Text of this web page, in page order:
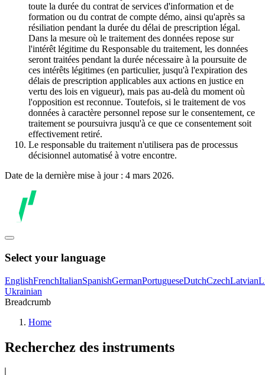
toute la durée du contrat de services d'information et de
formation ou du contrat de compte démo, ainsi qu'après sa
résiliation pendant la durée du délai de prescription légal.
Dans la mesure où le traitement des données repose sur
l'intérêt légitime du Responsable du traitement, les données
seront traitées pendant la durée nécessaire à la poursuite de
ces intérêts légitimes (en particulier, jusqu'à l'expiration des
délais de prescription applicables aux actions en justice en
vertu des lois en vigueur), mais pas au-delà du moment où
l'opposition est reconnue. Toutefois, si le traitement de vos
données à caractère personnel repose sur le consentement, ce
traitement se poursuivra jusqu'à ce que ce consentement soit
effectivement retiré.
Le responsable du traitement n'utilisera pas de processus
décisionnel automatisé à votre encontre.
Date de la dernière mise à jour : 4 mars 2026.
Select your language
EnglishFrenchItalianSpanishGermanPortugueseDutchCzechLatvian
Ukrainian
Breadcrumb
Home
Recherchez des instruments